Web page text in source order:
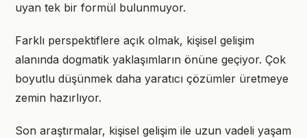
uyan tek bir formül bulunmuyor.
Farklı perspektiflere açık olmak, kişisel gelişim
alanında dogmatik yaklaşımların önüne geçiyor. Çok
boyutlu düşünmek daha yaratıcı çözümler üretmeye
zemin hazırlıyor.
Son araştırmalar, kişisel gelişim ile uzun vadeli yaşam